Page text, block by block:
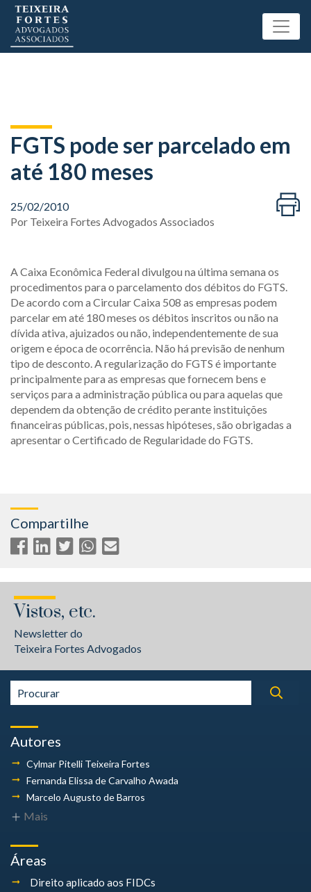
FGTS pode ser parcelado em
até 180 meses
25/02/2010
Por Teixeira Fortes Advogados Associados
A Caixa Econômica Federal divulgou na última semana os
procedimentos para o parcelamento dos débitos do FGTS.
De acordo com a Circular Caixa 508 as empresas podem
parcelar em até 180 meses os débitos inscritos ou não na
dívida ativa, ajuizados ou não, independentemente de sua
origem e época de ocorrência. Não há previsão de nenhum
tipo de desconto. A regularização do FGTS é importante
principalmente para as empresas que fornecem bens e
serviços para a administração pública ou para aquelas que
dependem da obtenção de crédito perante instituições
financeiras públicas, pois, nessas hipóteses, são obrigadas a
apresentar o Certificado de Regularidade do FGTS.
Compartilhe
Vistos, etc.
Newsletter do
Teixeira Fortes Advogados
Autores
Cylmar Pitelli Teixeira Fortes
Fernanda Elissa de Carvalho Awada
Marcelo Augusto de Barros
Mais
Áreas
Direito aplicado aos FIDCs